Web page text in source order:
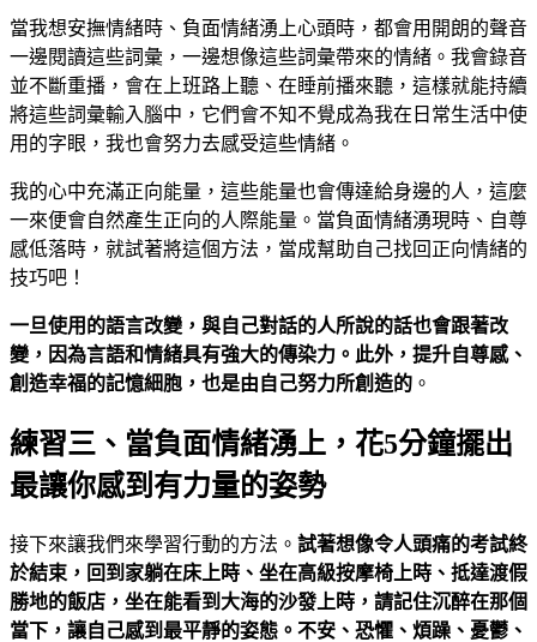
當我想安撫情緒時、負面情緒湧上心頭時，都會用開朗的聲音
一邊閱讀這些詞彙，一邊想像這些詞彙帶來的情緒。我會錄音
並不斷重播，會在上班路上聽、在睡前播來聽，這樣就能持續
將這些詞彙輸入腦中，它們會不知不覺成為我在日常生活中使
用的字眼，我也會努力去感受這些情緒。
我的心中充滿正向能量，這些能量也會傳達給身邊的人，這麼
一來便會自然產生正向的人際能量。當負面情緒湧現時、自尊
感低落時，就試著將這個方法，當成幫助自己找回正向情緒的
技巧吧！
一旦使用的語言改變，與自己對話的人所說的話也會跟著改
變，因為言語和情緒具有強大的傳染力。此外，提升自尊感、
創造幸福的記憶細胞，也是由自己努力所創造的 。
練習三、當負面情緒湧上，花5分鐘擺出
最讓你感到有力量的姿勢
接下來讓我們來學習行動的方法。 試著想像令人頭痛的考試終
於結束，回到家躺在床上時、坐在高級按摩椅上時、抵達渡假
勝地的飯店，坐在能看到大海的沙發上時，請記住沉醉在那個
當下，讓自己感到最平靜的姿態。不安、恐懼、煩躁、憂鬱、